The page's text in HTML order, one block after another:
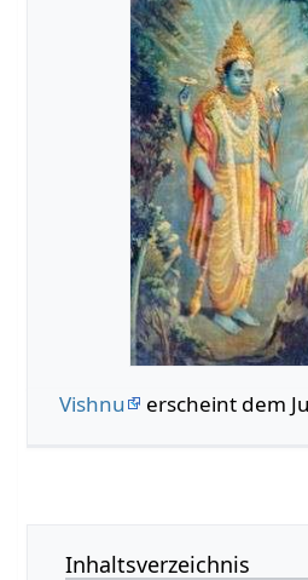
Vishnu erscheint dem
Inhaltsverzeichnis